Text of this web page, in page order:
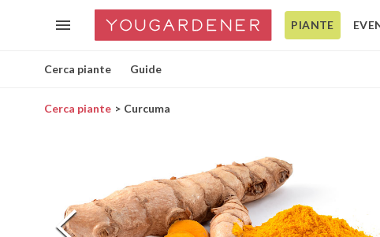
PIANTE
Cerca piante Guide
Cerca piante Curcuma